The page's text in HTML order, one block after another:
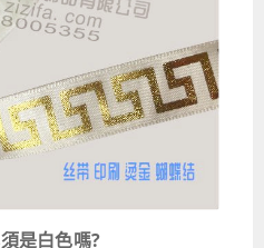
是白色嗎?